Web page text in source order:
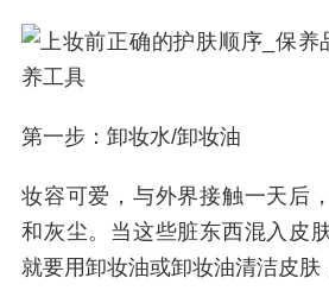
第一步：卸妆水/卸妆油
妆容可爱，与外界接触一天后
和灰尘。当这些脏东西混入皮
就要用卸妆油或卸妆油清洁皮肤